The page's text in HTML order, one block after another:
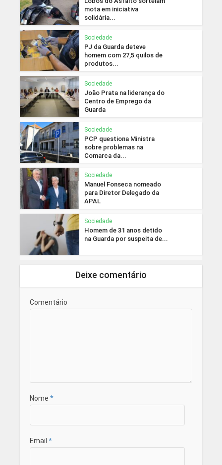
mota em iniciativa
solidária...
Sociedade
PJ da Guarda deteve
homem com 27,5 quilos de
produtos...
Sociedade
João Prata na liderança do
Centro de Emprego da
Guarda
Sociedade
PCP questiona Ministra
sobre problemas na
Comarca da...
Sociedade
Manuel Fonseca nomeado
para Diretor Delegado da
APAL
Sociedade
Homem de 31 anos detido
na Guarda por suspeita de...
Deixe comentário
Comentário
Nome *
Email *